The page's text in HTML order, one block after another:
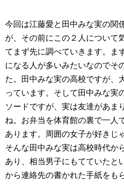
今回は江藤愛と田中みな実の関
が、その前にこの２人について
てまず先に調べていきます。ま
になる人が多いみたいなのでそ
た。田中みな実の高校ですが、
っています。そして田中みな実
ソードですが、実は友達があま
ね。お弁当を体育館の裏で一人
あります。周囲の女子が好きじ
そんな田中みな実は高校時代か
あり、相当男子にもてていたと
から連絡先の書かれた手紙をも